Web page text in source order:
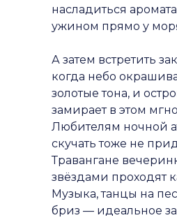
насладиться
ужином прямо у
А затем встретить
когда небо
золотые тона, и
замирает в этом
Любителям ночной
скучать тоже не
Травангане
звёздами проходят
Музыка, танцы на
бриз — идеальное